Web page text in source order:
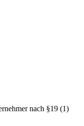
nach §19 (1)